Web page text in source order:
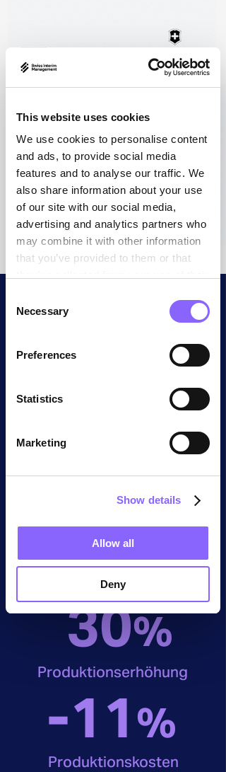
This website uses cookies
We use cookies to personalise content
and ads, to provide social media
features and to analyse our traffic. We
also share information about your use
of our site with our social media,
advertising and analytics partners who
may combine it with other information
that you’ve provided to them or that
Selection
Necessary
Preferences
Statistics
Marketing
Show details
Allow all
Deny
Case Study
Euromaster
Figures
Im Fokus standen das
Kostenmanagement sowie die
kommerziellen Erfolges mit dem
Wiederaufbau des Sales und
weiterlesen
30%
Produktionserhöhung
-11%
Produktionskosten